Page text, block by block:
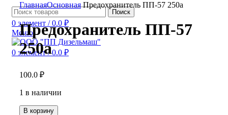
Поиск
0 элемент / 0.0 ₽
Меню
0 элемент / 0.0 ₽
ГлавнаяОсновнаяПредохранитель ПП-57 250а
Предохранитель ПП-57
250а
100.0 ₽
1 в наличии
В корзину